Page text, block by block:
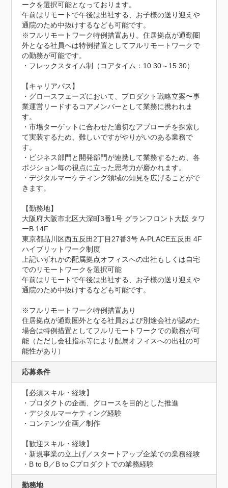
ークを選択可能となっております。
午前はリモートで午後は出社する、お子様の送り迎えや
通院のため中抜けするなども可能です。
※フルリモートワーク特例措置あり。住居拠点が通勤圏
外となる社員へは特例措置としてフルリモートワークで
の勤務が可能です。
・フレックスタイム制（コアタイム：10:30～15:30）
【キャリアパス】
・グロースフェーズにおいて、プロダクト戦略立案〜事
業運営リードするコアメンバーとして業務に携われま
す。
・市場ターゲットに合わせた適切なアプローチを探索し
て実装するため、難しいですがやりがいのある業務で
す。
・ビジネス部門と開発部門が連携して業務するため、各
ポジション毎の視点に立った思考力が磨かれます。
・デジタルマーケティング領域の知見を広げることがで
きます。
【勤務地】
大阪府大阪市北区大深町3番1号 グランフロント大阪 タワ
ーB 14F
東京都品川区西五反田2丁目27番3号 A-PLACE五反田 4F
ハイブリットワーク制度
上記いずれかの配属拠点オフィスへの出社もしくは自宅
でのリモートワークを選択可能
午前はリモートで午後は出社する、お子様の送り迎えや
通院のため中抜けするなども可能です。
※フルリモートワーク特例措置あり
住居拠点が通勤圏外となる社員および別途会社が認めた
場合は特例措置としてフルリモートワークでの勤務が可
能（ただし会社指示等により配属オフィスへの出社の可
能性があり）
応募条件
【必須スキル・経験】
・プロダクトの企画、グロースを目的とした推進
・デジタルマーケティング経験
・コンテンツ企画／制作
【歓迎スキル・経験】
・新規事業の立上げ／スタートアップ企業での業務経験
・B to B／B to Cプロダクトでの業務経験
勤務地